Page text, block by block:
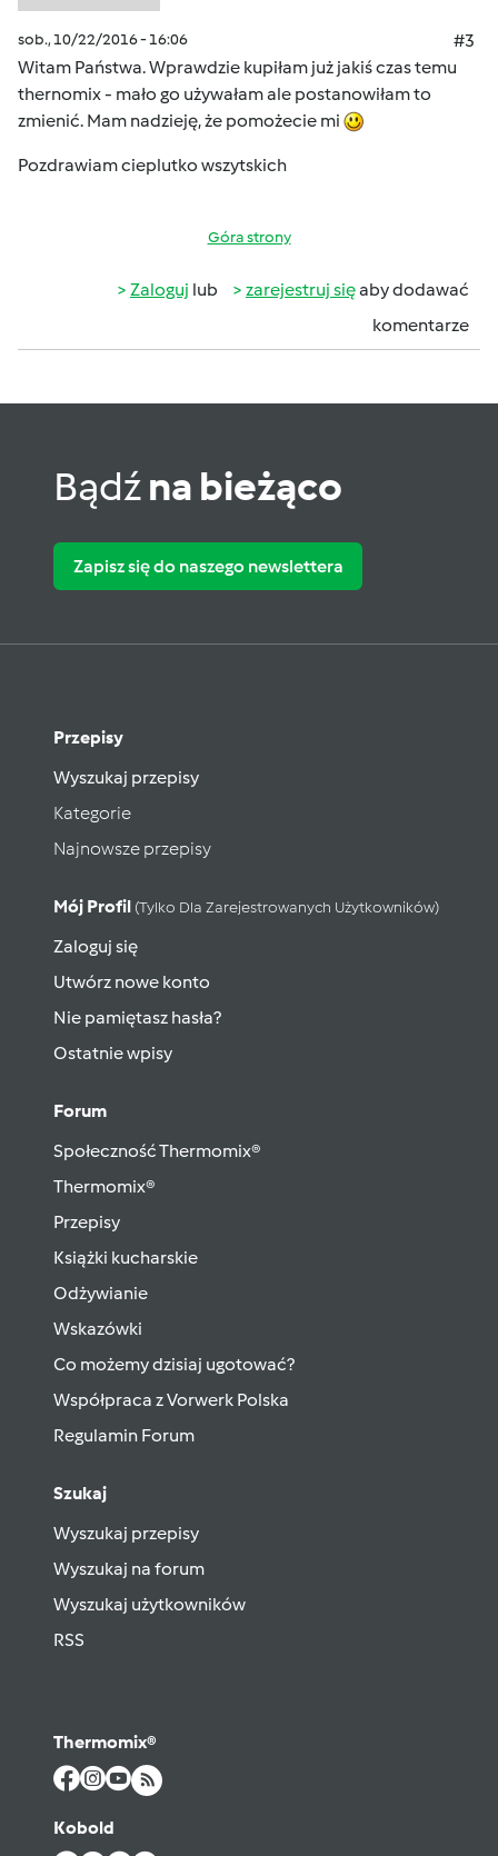
sob., 10/22/2016 - 16:06
#3
Witam Państwa. Wprawdzie kupiłam już jakiś czas temu
thernomix - mało go używałam ale postanowiłam to
zmienić. Mam nadzieję, że pomożecie mi
Pozdrawiam cieplutko wszytskich
Góra strony
Zaloguj lub zarejestruj sięaby dodawać
komentarze
Bądźna bieżąco
Zapisz się do naszego newslettera
Przepisy
Wyszukaj przepisy
Kategorie
Najnowsze przepisy
Mój Profil (tylko Dla Zarejestrowanych Użytkowników)
Zaloguj się
Utwórz nowe konto
Nie pamiętasz hasła?
Ostatnie wpisy
Forum
Społeczność Thermomix®
Thermomix®
Przepisy
Książki kucharskie
Odżywianie
Wskazówki
Co możemy dzisiaj ugotować?
Współpraca z Vorwerk Polska
Regulamin Forum
Szukaj
Wyszukaj przepisy
Wyszukaj na forum
Wyszukaj użytkowników
RSS
Thermomix®
Kobold